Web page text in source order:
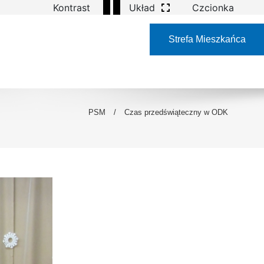
Kontrast Układ Czcionka
Strefa Mieszkańca
PSM / Czas przedświąteczny w ODK